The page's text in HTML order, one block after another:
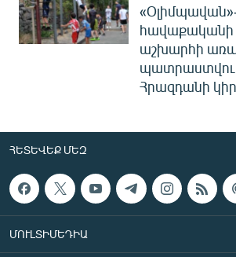
հավաքականի
աշխարհի
Հրազդանի
ՀԵՏԵՎԵՔ ՄԵԶ
ՄՈՒԼՏԻՄԵԴԻԱ